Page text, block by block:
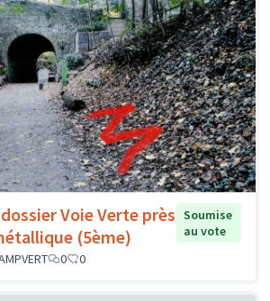
Voie Verte près
(5ème)
Soumise
au vote
0 0